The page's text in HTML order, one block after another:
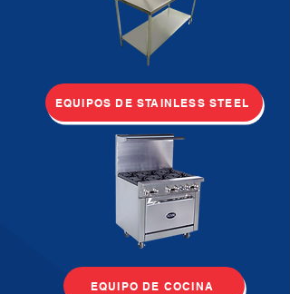
EQUIPOS DE STAINLESS STEEL
EQUIPO DE COCINA